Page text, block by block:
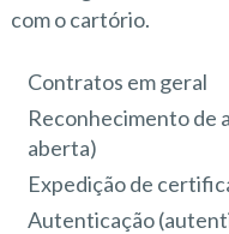
com o cartório.
Contratos em geral
Reconhecimento de
aberta)
Expedição de
Autenticação